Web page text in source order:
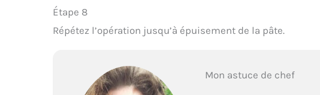
Étape 8
Répétez l’opération jusqu’à épuisement de la pâte.
Mon astuce de chef